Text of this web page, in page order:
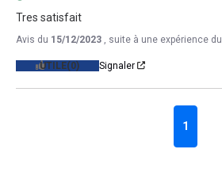
Tres satisfait
Avis du 15/12/2023 , suite à une expérience du
UTILE(0) Signaler
1